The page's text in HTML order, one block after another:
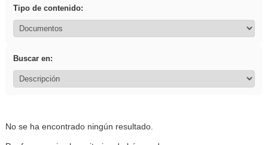
Tipo de contenido:
Buscar en:
No se ha encontrado ningún resultado.